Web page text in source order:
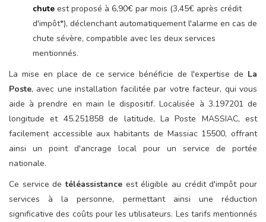
chute est proposé à 6,90€ par mois (3,45€ après crédit
d'impôt*), déclenchant automatiquement l'alarme en cas de
chute sévère, compatible avec les deux services
mentionnés.
La mise en place de ce service bénéficie de l'expertise de La
Poste, avec une installation facilitée par votre facteur, qui vous
aide à prendre en main le dispositif. Localisée à 3.197201 de
longitude et 45.251858 de latitude, La Poste MASSIAC, est
facilement accessible aux habitants de Massiac 15500, offrant
ainsi un point d'ancrage local pour un service de portée
nationale.
Ce service detéléassistance est éligible au crédit d'impôt pour
services à la personne, permettant ainsi une réduction
significative des coûts pour les utilisateurs. Les tarifs mentionnés